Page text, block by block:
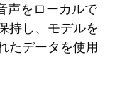
声をローカルで
持し、モデルを
たデータを使用